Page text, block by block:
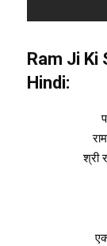
Ram Ji Ki
Hindi:
श्री